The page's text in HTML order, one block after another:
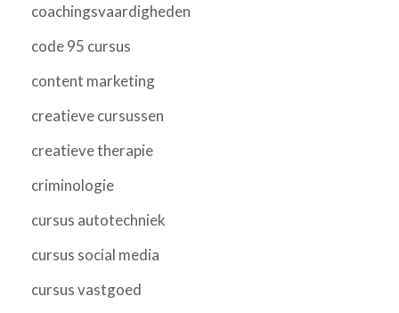
coachingsvaardigheden
code 95 cursus
content marketing
creatieve cursussen
creatieve therapie
criminologie
cursus autotechniek
cursus social media
cursus vastgoed